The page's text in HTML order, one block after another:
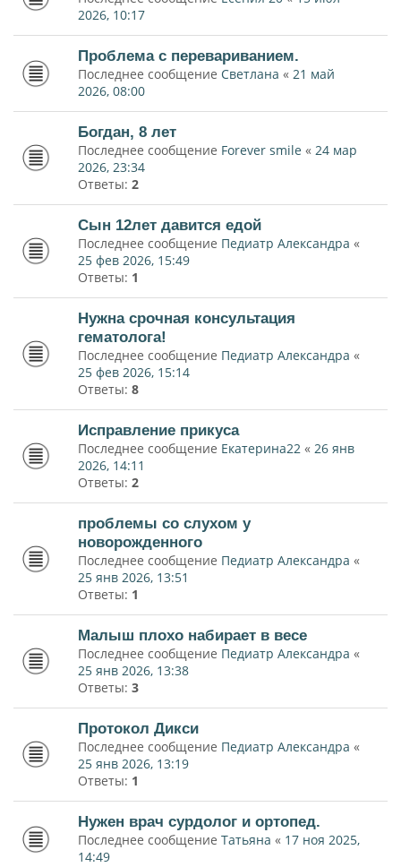
2026, 10:17
Проблема с перевариванием.
Последнее сообщение Светлана « 21 май
2026, 08:00
Богдан, 8 лет
Последнее сообщение Forever smile « 24 мар
2026, 23:34
Ответы: 2
Сын 12лет давится едой
Последнее сообщение Педиатр Александра «
25 фев 2026, 15:49
Ответы: 1
Нужна срочная консультация
гематолога!
Последнее сообщение Педиатр Александра «
25 фев 2026, 15:14
Ответы: 8
Исправление прикуса
Последнее сообщение Екатерина22 « 26 янв
2026, 14:11
Ответы: 2
проблемы со слухом у
новорожденного
Последнее сообщение Педиатр Александра «
25 янв 2026, 13:51
Ответы: 1
Малыш плохо набирает в весе
Последнее сообщение Педиатр Александра «
25 янв 2026, 13:38
Ответы: 3
Протокол Дикси
Последнее сообщение Педиатр Александра «
25 янв 2026, 13:19
Ответы: 1
Нужен врач сурдолог и ортопед.
Последнее сообщение Татьяна « 17 ноя 2025,
14:49